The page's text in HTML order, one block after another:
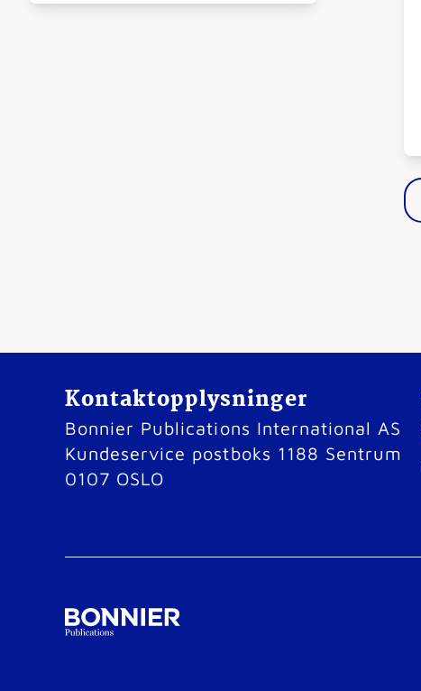
Kontaktopplysninger
Bonnier Publications International AS
Kundeservice postboks 1188 Sentrum
0107 OSLO